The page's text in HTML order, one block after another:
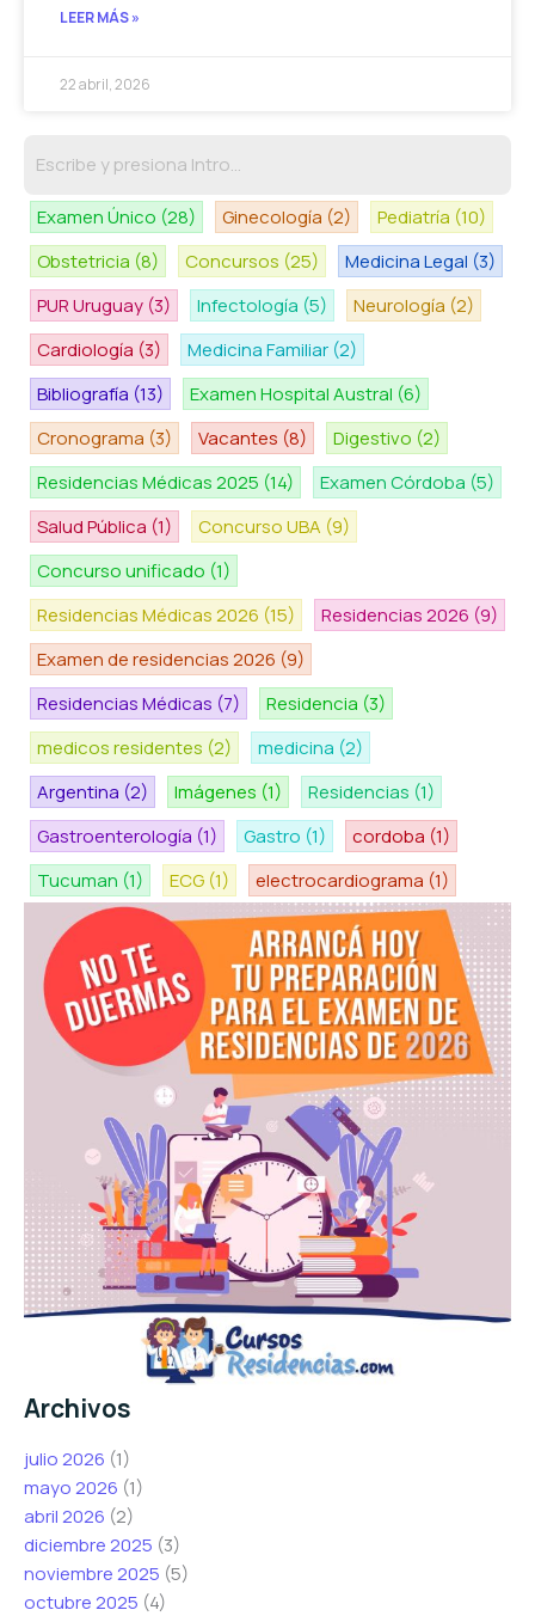
LEER MÁS »
22 abril, 2026
Examen Único (28) Ginecología (2) Pediatría (10)
Obstetricia (8) Concursos (25) Medicina Legal (3)
PUR Uruguay (3) Infectología (5) Neurología (2)
Cardiología (3) Medicina Familiar (2)
Bibliografía (13) Examen Hospital Austral (6)
Cronograma (3) Vacantes (8) Digestivo (2)
Residencias Médicas 2025 (14) Examen Córdoba (5)
Salud Pública (1) Concurso UBA (9)
Concurso unificado (1)
Residencias Médicas 2026 (15) Residencias 2026 (9)
Examen de residencias 2026 (9)
Residencias Médicas (7) Residencia (3)
medicos residentes (2) medicina (2)
Argentina (2) Imágenes (1) Residencias (1)
Gastroenterología (1) Gastro (1) cordoba (1)
Tucuman (1) ECG (1) electrocardiograma (1)
Archivos
julio 2026 (1)
mayo 2026 (1)
abril 2026 (2)
diciembre 2025 (3)
noviembre 2025 (5)
octubre 2025 (4)